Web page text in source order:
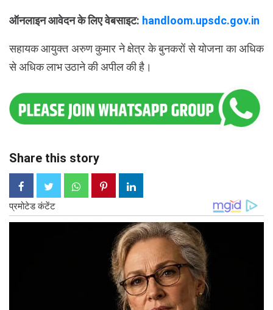
ऑनलाइन आवेदन के लिए वेबसाइट: handloom.upsdc.gov.in
सहायक आयुक्त अरुण कुमार ने क्षेत्र के बुनकरों से योजना का अधिक
से अधिक लाभ उठाने की अपील की है।
Share this story